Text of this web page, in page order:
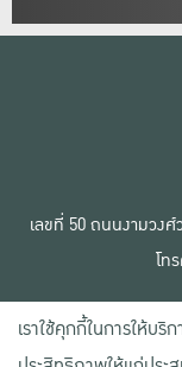
เลขที่ 50 ถนนงามวง
โท
เราใช้คุกกี้ในการให้บ